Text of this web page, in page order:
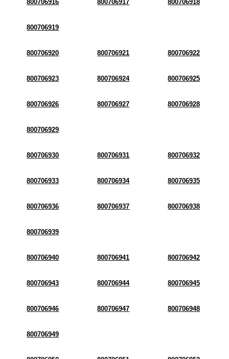
800706916 800706917 800706918
800706919
800706920 800706921 800706922
800706923 800706924 800706925
800706926 800706927 800706928
800706929
800706930 800706931 800706932
800706933 800706934 800706935
800706936 800706937 800706938
800706939
800706940 800706941 800706942
800706943 800706944 800706945
800706946 800706947 800706948
800706949